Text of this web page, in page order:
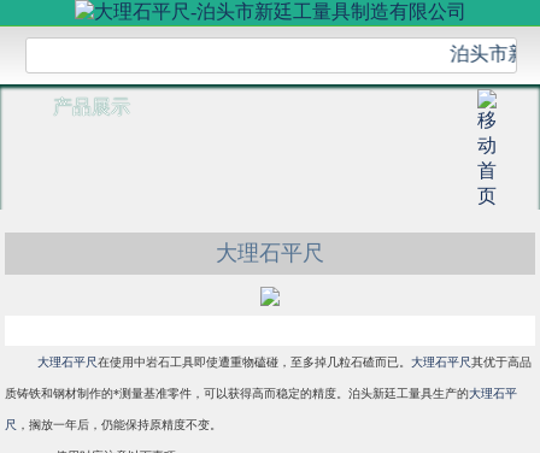
泊头市新
产品展示
大理石平尺
大理石平尺在使用中岩石工具即使遭重物磕碰，至多掉几粒石碴而已。 大理石平尺其优于高品
质铸铁和钢材制作的*测量基准零件，可以获得高而稳定的精度。泊头新廷工量具生产的大理石平
尺 ，搁放一年后，仍能保持原精度不变。